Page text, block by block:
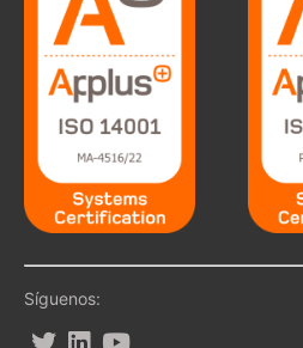
Síguenos: